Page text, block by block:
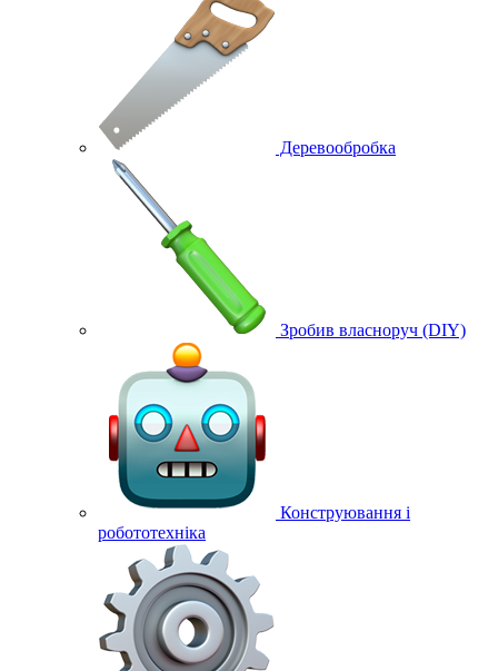
Деревообробка
Зробив власноруч (DIY)
Конструювання і
робототехніка